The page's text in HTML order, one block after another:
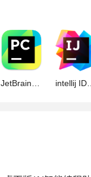
JetBrains Pycharm Pro v2026.1.2 中文专业免费正式版(附汉化包+ intellij IDEA v2026.1.2 官方中文正式版(附汉化包+安装方法)